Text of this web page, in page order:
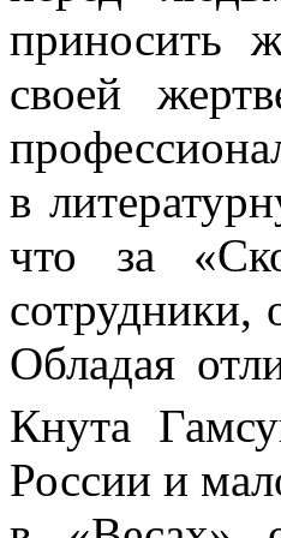
приносить
своей
в
что за
сотрудники,
Обладая
Кнута
России и